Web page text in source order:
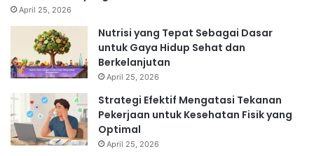
April 25, 2026
Nutrisi yang Tepat Sebagai Dasar
untuk Gaya Hidup Sehat dan
Berkelanjutan
April 25, 2026
Strategi Efektif Mengatasi Tekanan
Pekerjaan untuk Kesehatan Fisik yang
Optimal
April 25, 2026